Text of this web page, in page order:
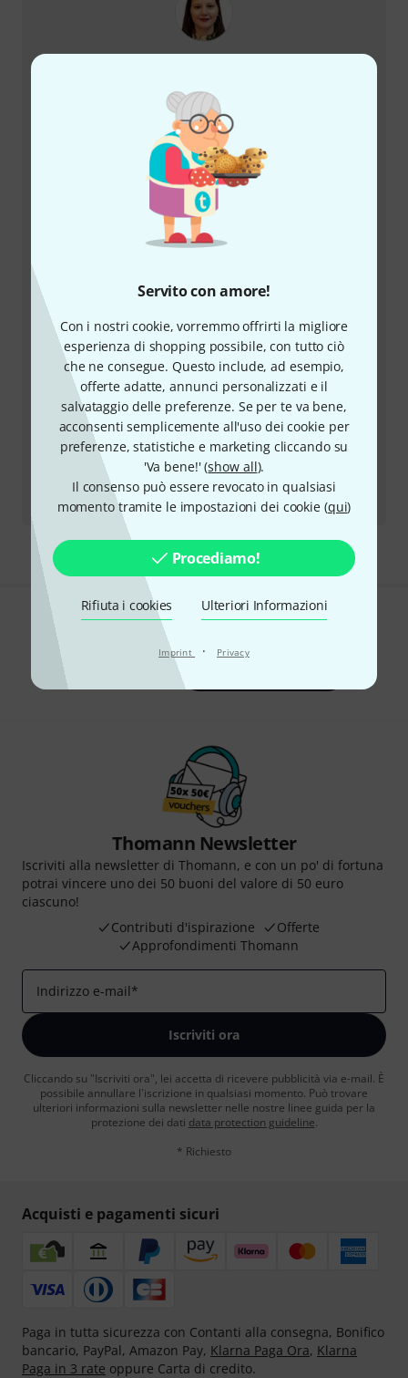
Servito con amore!
Con i nostri cookie, vorremmo offrirti la migliore
esperienza di shopping possibile, con tutto ciò
che ne consegue. Questo include, ad esempio,
offerte adatte, annunci personalizzati e il
salvataggio delle preferenze. Se per te va bene,
acconsenti semplicemente all'uso dei cookie per
preferenze, statistiche e marketing cliccando su
'Va bene!' (show all).
Il consenso può essere revocato in qualsiasi
momento tramite le impostazioni dei cookie (qui)
Procediamo!
Rifiuta i cookies Ulteriori Informazioni
Imprint · Privacy
+39-0636154709
Il nostro servizio clienti è a disposizione in caso di
domande o problemi dopo l'acquisto.
Prepara il tuo numero cliente
Orari di apertura (CEST - Ora legale
Utilizza il servizio di richiamata
Altre opzioni di contatto
Restituire un prodotto
Tutti i contatti
Ti piace ciò che vedi?
Thomann Newsletter
Iscriviti alla newsletter di Thomann, e con un po' di fortuna
potrai vincere uno dei 50 buoni del valore di 50 euro
ciascuno!
Contributi d'ispirazione
Offerte
Approfondimenti Thomann
Indirizzo e-mail*
Iscriviti ora
Cliccando su "Iscriviti ora", lei accetta di ricevere pubblicità via e-mail. È
possibile annullare l'iscrizione in qualsiasi momento. Può trovare
ulteriori informazioni sulla newsletter nelle nostre linee guida per la
protezione dei dati data protection guideline.
* Richiesto
Acquisti e pagamenti sicuri
Paga in tutta sicurezza con Contanti alla consegna, Bonifico
bancario, PayPal, Amazon Pay, Klarna Paga Ora, Klarna
Paga in 3 rate oppure Carta di credito.